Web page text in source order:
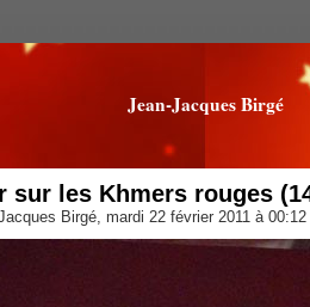
Jean-Jacques Birgé
sur les Khmers rouges
Birgé, mardi 22 février 2011 à 00:12